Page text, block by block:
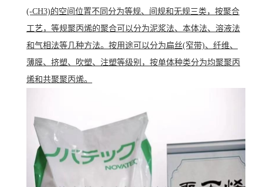
(-CH3)的空间位置不同分为等规、间规和无规三类，按聚合
工艺，等规聚丙烯的聚合可以分为泥浆法、本体法、溶液法
和气相法等几种方法。按用途可以分为扁丝(窄带)、纤维、
薄膜、挤塑、吹塑、注塑等级别，按单体种类分为均聚聚丙
烯和共聚聚丙烯。